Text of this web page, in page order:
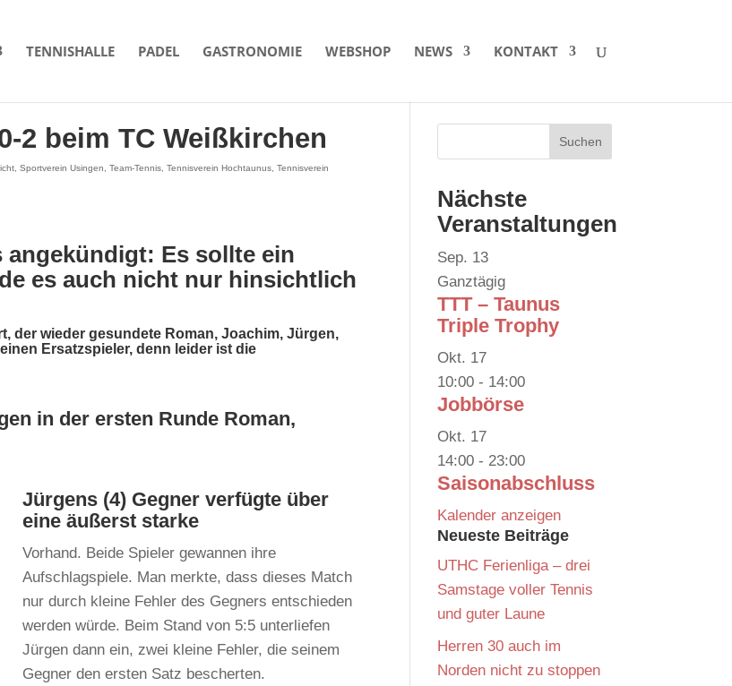
TENNISHALLE PADEL GASTRONOMIE WEBSHOP NEWS KONTAKT
2 beim TC Weißkirchen
,Sportverein Usingen ,Team-Tennis ,Tennisverein Hochtaunus ,Tennisverein
Es sollte ein
es auch nicht nur hinsichtlich
der wieder gesundete Roman, Joachim, Jürgen,
Ersatzspieler, denn leider ist die
in der ersten Runde Roman,
Jürgens (4) Gegner verfügte über
eine äußerst starke
Vorhand. Beide Spieler gewannen ihre
Aufschlagspiele. Man merkte, dass dieses Match
nur durch kleine Fehler des Gegners entschieden
werden würde. Beim Stand von 5:5 unterliefen
Jürgen dann ein, zwei kleine Fehler, die seinem
Gegner den ersten Satz bescherten.
Nächste
Veranstaltungen
Sep. 13
Ganztägig
TTT – Taunus
Triple Trophy
Okt. 17
10:00 - 14:00
Jobbörse
Okt. 17
14:00 - 23:00
Saisonabschluss
Kalender anzeigen
Neueste Beiträge
UTHC Ferienliga – drei
Samstage voller Tennis
und guter Laune
Herren 30 auch im
Norden nicht zu stoppen